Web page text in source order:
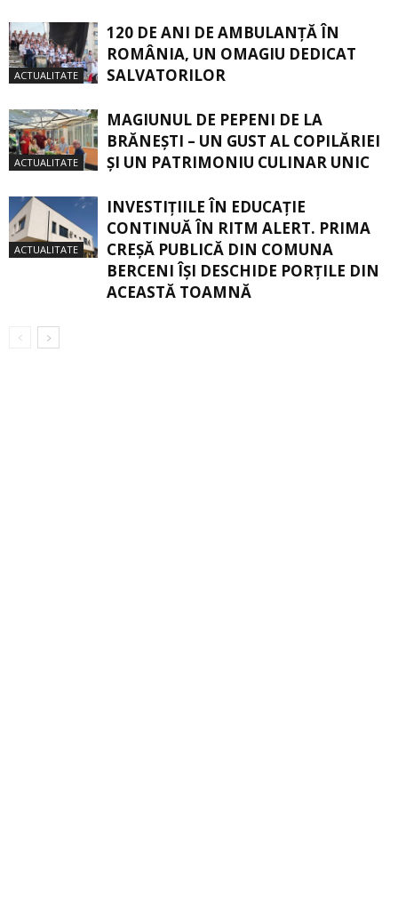
ACTUALITATE
120 DE ANI DE AMBULANȚĂ ÎN
ROMÂNIA, UN OMAGIU DEDICAT
SALVATORILOR
ACTUALITATE
MAGIUNUL DE PEPENI DE LA
BRĂNEŞTI – UN GUST AL COPILĂRIEI
ŞI UN PATRIMONIU CULINAR UNIC
ACTUALITATE
INVESTIȚIILE ÎN EDUCAȚIE
CONTINUĂ ÎN RITM ALERT. PRIMA
CREŞĂ PUBLICĂ DIN COMUNA
BERCENI ÎŞI DESCHIDE PORŢILE DIN
ACEASTĂ TOAMNĂ